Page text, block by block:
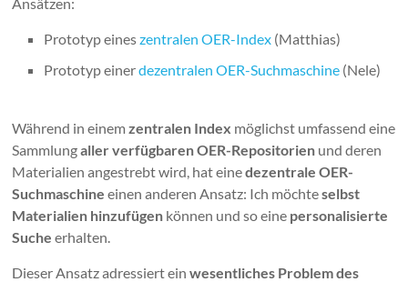
Prototyp eineszentralen OER-Index (Matthias)
Prototyp einerdezentralen OER-Suchmaschine (Nele)
Während in einemzentralen Index möglichst umfassend eine
Sammlungaller verfügbaren OER-Repositorien und deren
Materialien angestrebt wird, hat einedezentrale OER-
Suchmaschine einen anderen Ansatz: Ich möchteselbst
Materialien hinzufügen können und so eine personalisierte
Suche erhalten.
Dieser Ansatz adressiert einwesentliches Problem des